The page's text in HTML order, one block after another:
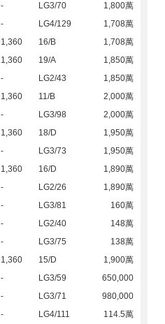
- LG3/70
1,800萬
- LG4/129
1,708萬
1,360 16/B
1,708萬
1,360 19/A
1,850萬
- LG2/43
1,850萬
1,360 11/B
2,000萬
- LG3/98
2,000萬
1,360 18/D
1,950萬
- LG3/73
1,950萬
1,360 16/D
1,890萬
- LG2/26
1,890萬
- LG3/81
160萬
- LG2/40
148萬
- LG3/75
138萬
1,360 15/D
1,900萬
- LG3/59
650,000
- LG3/71
980,000
- LG4/111
114.5萬